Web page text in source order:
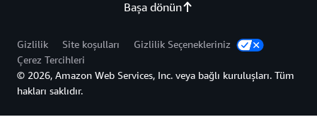
Başa dönün
Gizlilik Site koşulları
Gizlilik Seçenekleriniz
Çerez Tercihleri
© 2026, Amazon Web Services, Inc. veya bağlı kuruluşları. Tüm
hakları saklıdır.